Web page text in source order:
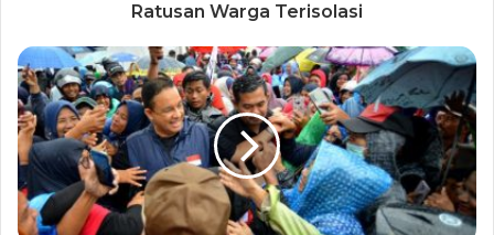
Ratusan Warga Terisolasi